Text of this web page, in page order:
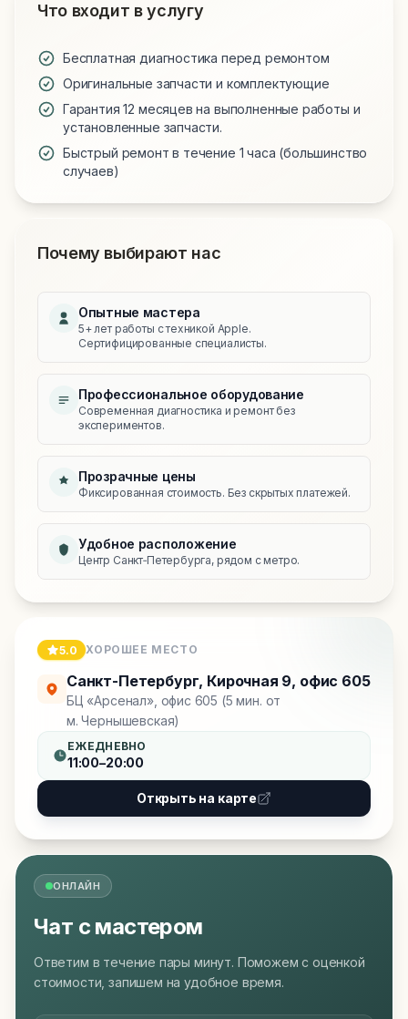
Что входит в услугу
Бесплатная диагностика перед ремонтом
Оригинальные запчасти и комплектующие
Гарантия 12 месяцев на выполненные работы и
установленные запчасти.
Быстрый ремонт в течение 1 часа (большинство
случаев)
Почему выбирают нас
Опытные мастера
5+ лет работы с техникой Apple.
Сертифицированные специалисты.
Профессиональное оборудование
Современная диагностика и ремонт без
экспериментов.
Прозрачные цены
Фиксированная стоимость. Без скрытых платежей.
Удобное расположение
Центр Санкт‑Петербурга, рядом с метро.
5.0 ХОРОШЕЕ МЕСТО
Санкт-Петербург, Кирочная 9, офис 605
БЦ «Арсенал», офис 605 (5 мин. от
м. Чернышевская)
ЕЖЕДНЕВНО
11:00–20:00
Открыть на карте
ОНЛАЙН
Чат с мастером
Ответим в течение пары минут. Поможем с оценкой
стоимости, запишем на удобное время.